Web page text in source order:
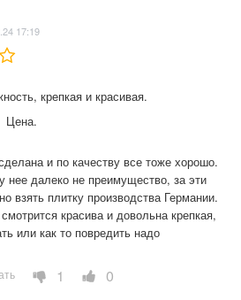
17:19
крепкая и красивая.
Цена.
и по качеству все тоже хорошо.
нее далеко не преимущество, за эти
взять плитку производства Германии.
красива и довольна крепкая,
или как то повредить надо
1 0